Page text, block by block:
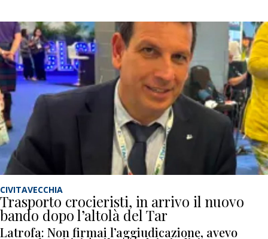
CIVITAVECCHIA
Trasporto crocieristi, in arrivo il nuovo
bando dopo l’altolà del Tar
Latrofa: Non firmai l’aggiudicazione, avevo